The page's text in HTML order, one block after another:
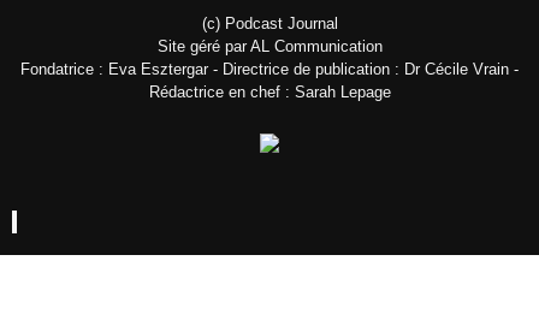
(c) Podcast Journal
Site géré par AL Communication
Fondatrice : Eva Esztergar - Directrice de publication : Dr Cécile Vrain -
Rédactrice en chef : Sarah Lepage